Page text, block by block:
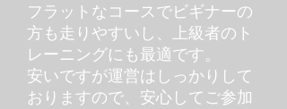
フラットなコースでビギナーの
方も走りやすいし、上級者のト
レーニングにも最適です。
安いですが運営はしっかりして
おりますので、安心してご参加